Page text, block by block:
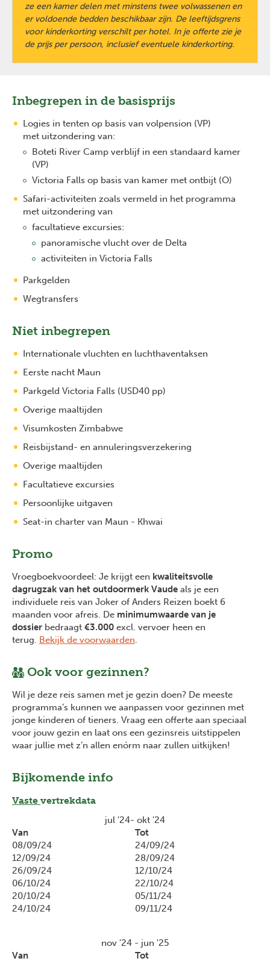
ze een kamer delen met minstens twee volwassenen en
er voldoende bedden beschikbaar zijn. De leeftijdsgrens
voor kinderkorting verschilt per hotel. In je offerte zie je
de prijs per persoon, inclusief eventuele kinderkorting.
Inbegrepen in de basisprijs
Logies in tenten op basis van volpension (VP)
met uitzondering van:
Boteti River Camp verblijf in een standaard kamer
(VP)
Victoria Falls op basis van kamer met ontbijt (O)
Safari-activiteiten zoals vermeld in het programma
met uitzondering van
facultatieve excursies:
panoramische vlucht over de Delta
activiteiten in Victoria Falls
Parkgelden
Wegtransfers
Niet inbegrepen
Internationale vluchten en luchthaventaksen
Eerste nacht Maun
Parkgeld Victoria Falls (USD40 pp)
Overige maaltijden
Visumkosten Zimbabwe
Reisbijstand- en annuleringsverzekering
Overige maaltijden
Facultatieve excursies
Persoonlijke uitgaven
Seat-in charter van Maun - Khwai
Promo
Vroegboekvoordeel: Je krijgt een kwaliteitsvolle
dagrugzak van het outdoormerk Vaude als je een
individuele reis van Joker of Anders Reizen boekt 6
maanden voor afreis. De minimumwaarde van je
dossier bedraagt €3.000 excl. vervoer heen en
terug. Bekijk de voorwaarden.
Ook voor gezinnen?
Wil je deze reis samen met je gezin doen? De meeste
programma’s kunnen we aanpassen voor gezinnen met
jonge kinderen of tieners. Vraag een offerte aan speciaal
voor jouw gezin en laat ons een gezinsreis uitstippelen
waar jullie met z’n allen enórm naar zullen uitkijken!
Bijkomende info
Vaste vertrekdata
jul '24- okt '24
Van
Tot
08/09/24
24/09/24
12/09/24
28/09/24
26/09/24
12/10/24
06/10/24
22/10/24
20/10/24
05/11/24
24/10/24
09/11/24
nov '24 - jun '25
Van
Tot